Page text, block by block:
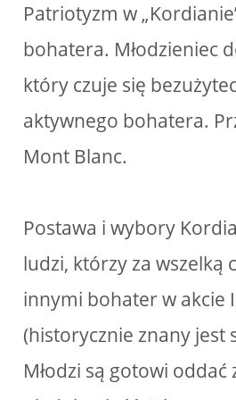
Patriotyzm w
bohatera. Młodzieniec
który czuje się
aktywnego bohatera.
Mont Blanc.
Postawa i wybory
ludzi, którzy za wszelką
innymi bohater w akcie
(historycznie znany jest
Młodzi są gotowi